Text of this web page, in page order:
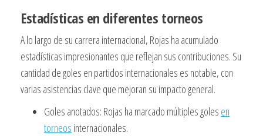
Estadísticas en diferentes torneos
A lo largo de su carrera internacional, Rojas ha acumulado
estadísticas impresionantes que reflejan sus contribuciones. Su
cantidad de goles en partidos internacionales es notable, con
varias asistencias clave que mejoran su impacto general.
Goles anotados: Rojas ha marcado múltiples goles en
torneos internacionales.